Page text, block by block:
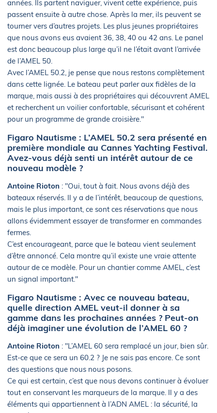
années. Ils partent naviguer, vivent cette expérience, puis
passent ensuite à autre chose. Après la mer, ils peuvent se
tourner vers d’autres projets. Les plus jeunes propriétaires
que nous avons eus avaient 36, 38, 40 ou 42 ans. Le panel
est donc beaucoup plus large qu’il ne l’était avant l’arrivée
de l’AMEL 50.
Avec l’AMEL 50.2, je pense que nous restons complètement
dans cette lignée. Le bateau peut parler aux fidèles de la
marque, mais aussi à des propriétaires qui découvrent AMEL
et recherchent un voilier confortable, sécurisant et cohérent
pour un programme de grande croisière."
Figaro Nautisme : L’AMEL 50.2 sera présenté en
première mondiale au Cannes Yachting Festival.
Avez-vous déjà senti un intérêt autour de ce
nouveau modèle ?
Antoine Rioton : "Oui, tout à fait. Nous avons déjà des
bateaux réservés. Il y a de l’intérêt, beaucoup de questions,
mais le plus important, ce sont ces réservations que nous
allons évidemment essayer de transformer en commandes
fermes.
C’est encourageant, parce que le bateau vient seulement
d’être annoncé. Cela montre qu’il existe une vraie attente
autour de ce modèle. Pour un chantier comme AMEL, c’est
un signal important."
Figaro Nautisme : Avec ce nouveau bateau,
quelle direction AMEL veut-il donner à sa
gamme dans les prochaines années ? Peut-on
déjà imaginer une évolution de l’AMEL 60 ?
Antoine Rioton : "L’AMEL 60 sera remplacé un jour, bien sûr.
Est-ce que ce sera un 60.2 ? Je ne sais pas encore. Ce sont
des questions que nous nous posons.
Ce qui est certain, c’est que nous devons continuer à évoluer
tout en conservant les marqueurs de la marque. Il y a des
éléments qui appartiennent à l’ADN AMEL : la sécurité, la